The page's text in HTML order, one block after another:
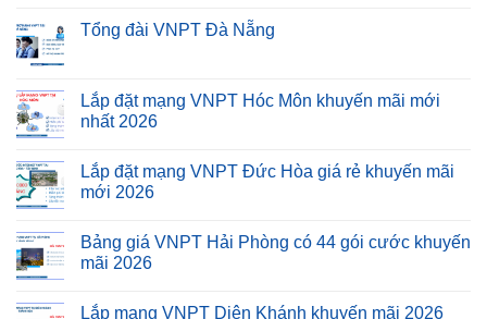
Tổng đài VNPT Đà Nẵng
Lắp đặt mạng VNPT Hóc Môn khuyến mãi mới
nhất 2026
Lắp đặt mạng VNPT Đức Hòa giá rẻ khuyến mãi
mới 2026
Bảng giá VNPT Hải Phòng có 44 gói cước khuyến
mãi 2026
Lắp mạng VNPT Diên Khánh khuyến mãi 2026